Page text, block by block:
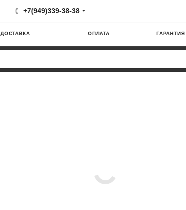
+7(949)339-38-38
ДОСТАВКА ОПЛАТА ГАРАНТИЯ